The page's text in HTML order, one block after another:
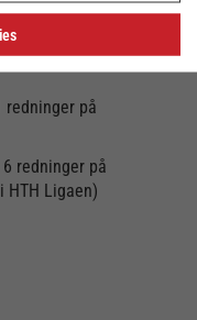
mål på 68
redninger på
redninger på
HTH Ligaen)